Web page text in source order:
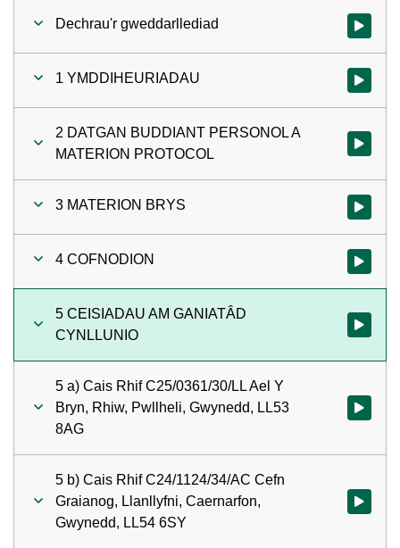
Dechrau'r gweddarllediad Gwylio'r
1 YMDDIHEURIADAU Gwylio'r
2 DATGAN BUDDIANT PERSONOL A
MATERION PROTOCOL
Gwylio'r
3 MATERION BRYS Gwylio'r
4 COFNODION Gwylio'r
5 CEISIADAU AM GANIATÂD
CYNLLUNIO
Gwylio'r
5 a) Cais Rhif C25/0361/30/LL Ael Y
Bryn, Rhiw, Pwllheli, Gwynedd, LL53
8AG
Gwylio'r
5 b) Cais Rhif C24/1124/34/AC Cefn
Graianog, Llanllyfni, Caernarfon,
Gwynedd, LL54 6SY
Gwylio'r